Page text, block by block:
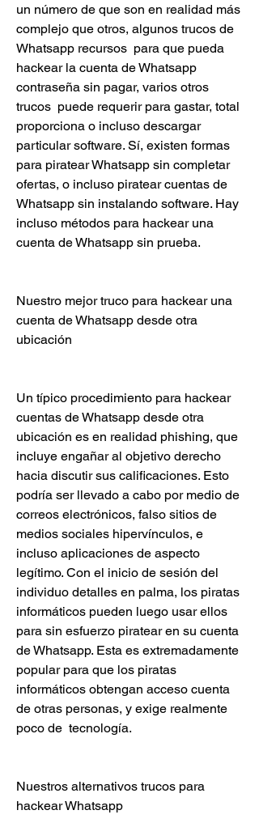
un número de que son en realidad más
complejo que otros, algunos trucos de
Whatsapp recursos  para que pueda
hackear la cuenta de Whatsapp
contraseña sin pagar, varios otros
trucos  puede requerir para gastar, total
proporciona o incluso descargar
particular software. Sí, existen formas
para piratear Whatsapp sin completar
ofertas, o incluso piratear cuentas de
Whatsapp sin instalando software. Hay
incluso métodos para hackear una
cuenta de Whatsapp sin prueba.
Nuestro mejor truco para hackear una
cuenta de Whatsapp desde otra
ubicación
Un típico procedimiento para hackear
cuentas de Whatsapp desde otra
ubicación es en realidad phishing, que
incluye engañar al objetivo derecho
hacia discutir sus calificaciones. Esto
podría ser llevado a cabo por medio de
correos electrónicos, falso sitios de
medios sociales hipervínculos, e
incluso aplicaciones de aspecto
legítimo. Con el inicio de sesión del
individuo detalles en palma, los piratas
informáticos pueden luego usar ellos
para sin esfuerzo piratear en su cuenta
de Whatsapp. Esta es extremadamente
popular para que los piratas
informáticos obtengan acceso cuenta
de otras personas, y exige realmente
poco de  tecnología.
Nuestros alternativos trucos para
hackear Whatsapp